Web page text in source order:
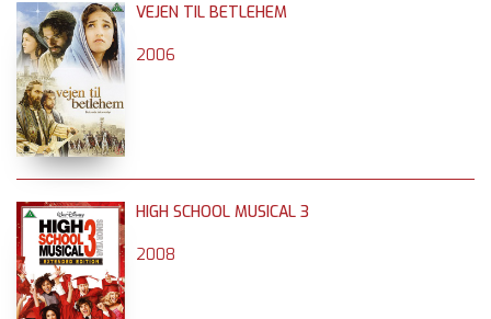
VEJEN TIL BETLEHEM
2006
HIGH SCHOOL MUSICAL 3
2008